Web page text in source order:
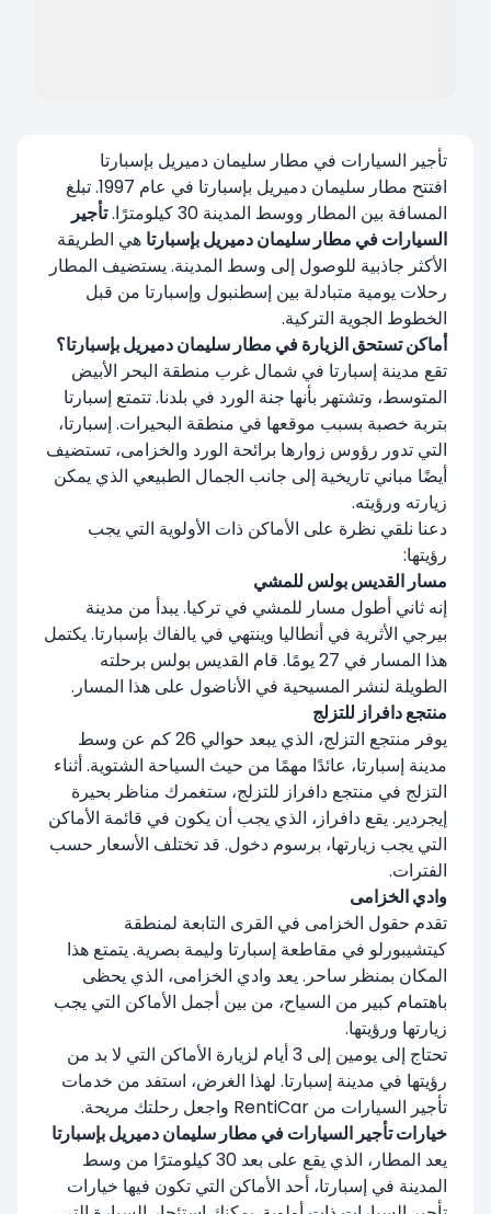
تأجير السيارات في مطار سليمان دميريل بإسبارتا
افتتح مطار سليمان دميريل بإسبارتا في عام 1997. تبلغ
المسافة بين المطار ووسط المدينة 30 كيلومترًا.
تأجير
السيارات في مطار سليمان دميريل بإسبارتا هي الطريقة
الأكثر جاذبية للوصول إلى وسط المدينة. يستضيف المطار
رحلات يومية متبادلة بين إسطنبول وإسبارتا من قبل
الخطوط الجوية التركية.
أماكن تستحق الزيارة في مطار سليمان دميريل بإسبارتا؟
تقع مدينة إسبارتا في شمال غرب منطقة البحر الأبيض
المتوسط، وتشتهر بأنها جنة الورد في بلدنا. تتمتع إسبارتا
بتربة خصبة بسبب موقعها في منطقة البحيرات. إسبارتا،
التي تدور رؤوس زوارها برائحة الورد والخزامى، تستضيف
أيضًا مباني تاريخية إلى جانب الجمال الطبيعي الذي يمكن
زيارته ورؤيته.
دعنا نلقي نظرة على الأماكن ذات الأولوية التي يجب
رؤيتها:
مسار القديس بولس للمشي
إنه ثاني أطول مسار للمشي في تركيا. يبدأ من مدينة
بيرجي الأثرية في أنطاليا وينتهي في يالفاك بإسبارتا. يكتمل
هذا المسار في 27 يومًا. قام القديس بولس برحلته
الطويلة لنشر المسيحية في الأناضول على هذا المسار.
منتجع دافراز للتزلج
يوفر منتجع التزلج، الذي يبعد حوالي 26 كم عن وسط
مدينة إسبارتا، عائدًا مهمًا من حيث السياحة الشتوية. أثناء
التزلج في منتجع دافراز للتزلج، ستغمرك مناظر بحيرة
إيجردير. يقع دافراز، الذي يجب أن يكون في قائمة الأماكن
التي يجب زيارتها، برسوم دخول. قد تختلف الأسعار حسب
الفترات.
وادي الخزامى
تقدم حقول الخزامى في القرى التابعة لمنطقة
كيتشيبورلو في مقاطعة إسبارتا وليمة بصرية. يتمتع هذا
المكان بمنظر ساحر. يعد وادي الخزامى، الذي يحظى
باهتمام كبير من السياح، من بين أجمل الأماكن التي يجب
زيارتها ورؤيتها.
تحتاج إلى يومين إلى 3 أيام لزيارة الأماكن التي لا بد من
رؤيتها في مدينة إسبارتا. لهذا الغرض، استفد من خدمات
تأجير السيارات من RentiCar واجعل رحلتك مريحة.
خيارات تأجير السيارات في مطار سليمان دميريل بإسبارتا
يعد المطار، الذي يقع على بعد 30 كيلومترًا من وسط
المدينة في إسبارتا، أحد الأماكن التي تكون فيها خيارات